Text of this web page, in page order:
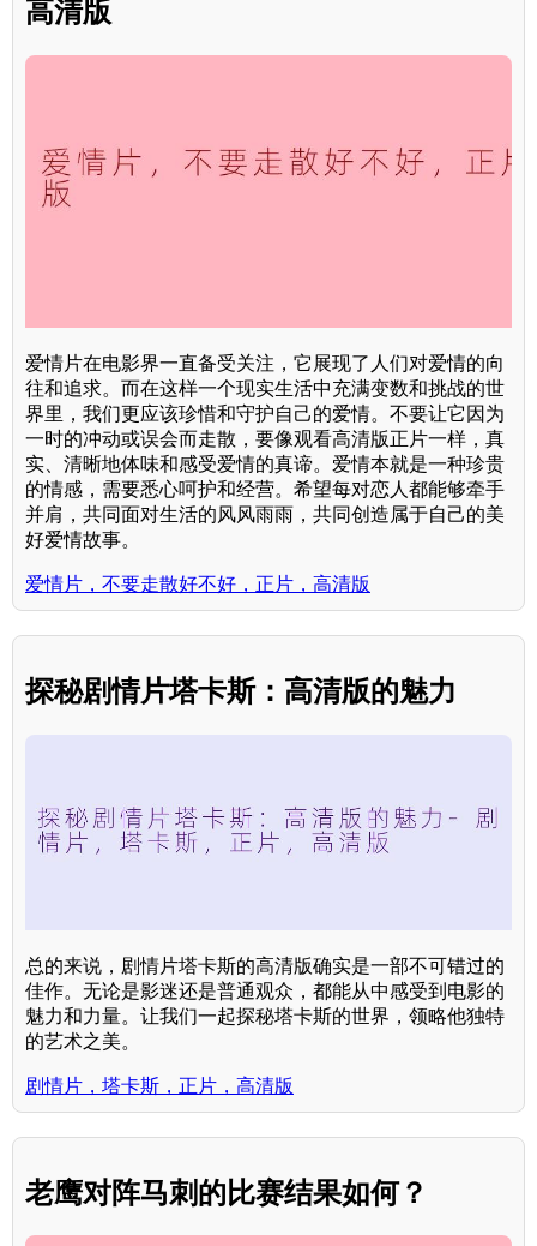
高清版
爱情片在电影界一直备受关注，它展现了人们对爱情的向
往和追求。而在这样一个现实生活中充满变数和挑战的世
界里，我们更应该珍惜和守护自己的爱情。不要让它因为
一时的冲动或误会而走散，要像观看高清版正片一样，真
实、清晰地体味和感受爱情的真谛。爱情本就是一种珍贵
的情感，需要悉心呵护和经营。希望每对恋人都能够牵手
并肩，共同面对生活的风风雨雨，共同创造属于自己的美
好爱情故事。
爱情片，不要走散好不好，正片，高清版
探秘剧情片塔卡斯：高清版的魅力
总的来说，剧情片塔卡斯的高清版确实是一部不可错过的
佳作。无论是影迷还是普通观众，都能从中感受到电影的
魅力和力量。让我们一起探秘塔卡斯的世界，领略他独特
的艺术之美。
剧情片，塔卡斯，正片，高清版
老鹰对阵马刺的比赛结果如何？